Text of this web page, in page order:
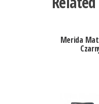
Merida